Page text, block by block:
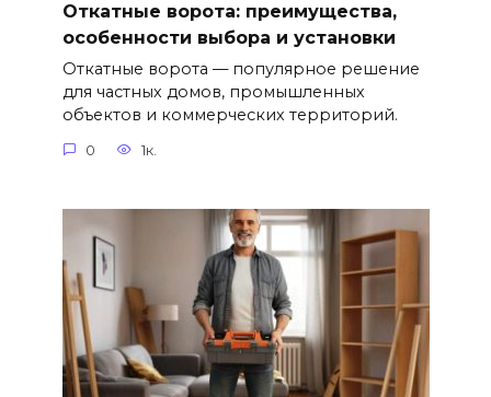
Откатные ворота: преимущества,
особенности выбора и установки
Откатные ворота — популярное решение
для частных домов, промышленных
объектов и коммерческих территорий.
0 1к.